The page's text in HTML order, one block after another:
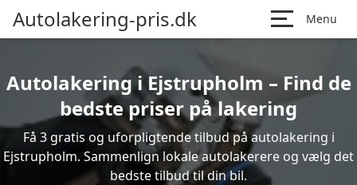
Autolakering-pris.dk Menu
Autolakering i Ejstrupholm – Find de
bedste priser på lakering
Få 3 gratis og uforpligtende tilbud på autolakering i
Ejstrupholm. Sammenlign lokale autolakerere og vælg det
bedste tilbud til din bil.